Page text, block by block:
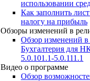
использовании
Как заполнить
налогу на прибыль
Обзоры изменений в
Обзор изменений
Бухгалтерия для
5.0.101.1-5.0.111.1
Видео о программе
Обзор